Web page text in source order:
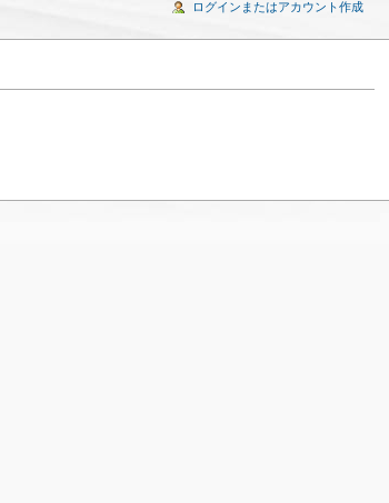
ログインまたはアカウント作成